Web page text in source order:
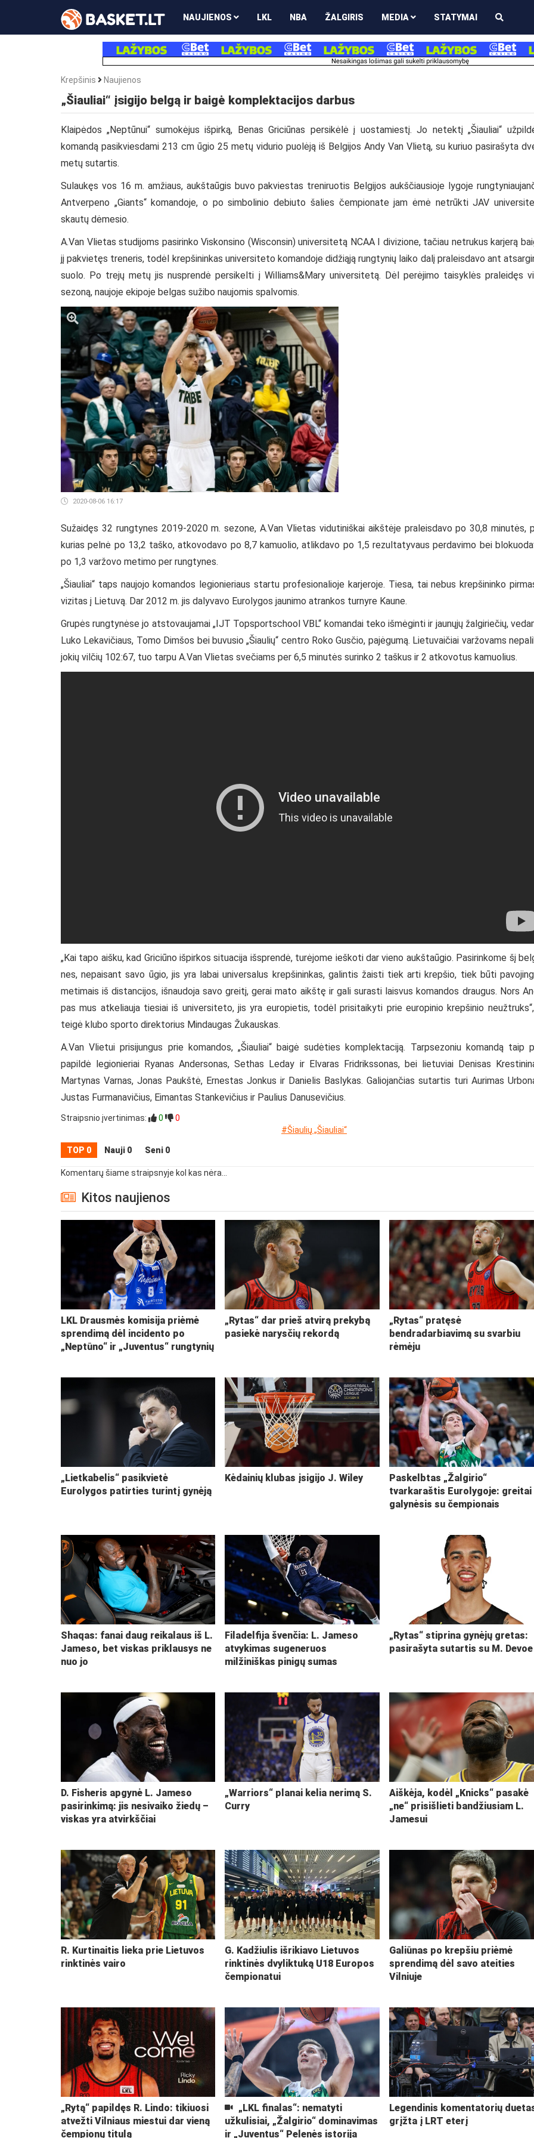
NAUJIENOS LKL NBA ŽALGIRIS MEDIA STATYMAI
Krepšinis Naujienos
„Šiauliai“ įsigijo belgą ir baigė komplektacijos darbus
Klaipėdos „Neptūnui“ sumokėjus išpirką, Benas Griciūnas persikėlė į uostamiestį. Jo netektį „Šiauliai“
komandą pasikviesdami 213 cm ūgio 25 metų vidurio puolėją iš Belgijos Andy Van Vlietą, su kuriuo pasirašyta
metų sutartis.
Sulaukęs vos 16 m. amžiaus, aukštaūgis buvo pakviestas treniruotis Belgijos aukščiausioje lygoje
Antverpeno „Giants“ komandoje, o po simbolinio debiuto šalies čempionate jam ėmė netrūkti JAV
skautų dėmesio.
A.Van Vlietas studijoms pasirinko Viskonsino (Wisconsin) universitetą NCAA I divizione, tačiau netrukus karjerą
jį pakvietęs treneris, todėl krepšininkas universiteto komandoje didžiąją rungtynių laiko dalį praleisdavo ant
suolo. Po trejų metų jis nusprendė persikelti į Williams&Mary universitetą. Dėl perėjimo taisyklės praleidęs
sezoną, naujoje ekipoje belgas sužibo naujomis spalvomis.
2020-08-06 16:17
Sužaidęs 32 rungtynes 2019-2020 m. sezone, A.Van Vlietas vidutiniškai aikštėje praleisdavo po 30,8 minutės,
kurias pelnė po 13,2 taško, atkovodavo po 8,7 kamuolio, atlikdavo po 1,5 rezultatyvaus perdavimo bei
po 1,3 varžovo metimo per rungtynes.
„Šiauliai“ taps naujojo komandos legionieriaus startu profesionalioje karjeroje. Tiesa, tai nebus krepšininko
vizitas į Lietuvą. Dar 2012 m. jis dalyvavo Eurolygos jaunimo atrankos turnyre Kaune.
Grupės rungtynėse jo atstovaujamai „IJT Topsportschool VBL“ komandai teko išmėginti ir jaunųjų žalgiriečių,
Luko Lekavičiaus, Tomo Dimšos bei buvusio „Šiaulių“ centro Roko Gusčio, pajėgumą. Lietuvaičiai varžovams
jokių vilčių 102:67, tuo tarpu A.Van Vlietas svečiams per 6,5 minutės surinko 2 taškus ir 2 atkovotus kamuolius.
„Kai tapo aišku, kad Griciūno išpirkos situacija išsprendė, turėjome ieškoti dar vieno aukštaūgio. Pasirinkome šį
nes, nepaisant savo ūgio, jis yra labai universalus krepšininkas, galintis žaisti tiek arti krepšio, tiek būti
metimais iš distancijos, išnaudoja savo greitį, gerai mato aikštę ir gali surasti laisvus komandos draugus. Nors
pas mus atkeliauja tiesiai iš universiteto, jis yra europietis, todėl prisitaikyti prie europinio krepšinio
teigė klubo sporto direktorius Mindaugas Žukauskas.
A.Van Vlietui prisijungus prie komandos, „Šiauliai“ baigė sudėties komplektaciją. Tarpsezoniu komandą taip
papildė legionieriai Ryanas Andersonas, Sethas Leday ir Elvaras Fridrikssonas, bei lietuviai Denisas
Martynas Varnas, Jonas Paukštė, Ernestas Jonkus ir Danielis Baslykas. Galiojančias sutartis turi Aurimas
Justas Furmanavičius, Eimantas Stankevičius ir Paulius Danusevičius.
Straipsnio įvertinimas: 0
0
#Šiaulių „Šiauliai“
TOP 0 Nauji 0 Seni 0
Komentarų šiame straipsnyje kol kas nėra...
Kitos naujienos
LKL Drausmės komisija priėmė
sprendimą dėl incidento po
„Neptūno“ ir „Juventus“ rungtynių
„Rytas“ dar prieš atvirą prekybą
pasiekė narysčių rekordą
„Rytas“ pratęsė
bendradarbiavimą su svarbiu
rėmėju
„Lietkabelis“ pasikvietė
Eurolygos patirties turintį gynėją
Kėdainių klubas įsigijo J. Wiley
Paskelbtas „Žalgirio“
tvarkaraštis Eurolygoje: greitai
galynėsis su čempionais
Shaqas: fanai daug reikalaus iš L.
Jameso, bet viskas priklausys ne
nuo jo
Filadelfija švenčia: L. Jameso
atvykimas sugeneruos
milžiniškas pinigų sumas
„Rytas“ stiprina gynėjų gretas:
pasirašyta sutartis su M. Devoe
D. Fisheris apgynė L. Jameso
pasirinkimą: jis nesivaiko žiedų –
viskas yra atvirkščiai
„Warriors“ planai kelia nerimą S.
Curry
Aiškėja, kodėl „Knicks“ pasakė
„ne“ prisišlieti bandžiusiam L.
Jamesui
R. Kurtinaitis lieka prie Lietuvos
rinktinės vairo
G. Kadžiulis išrikiavo Lietuvos
rinktinės dvyliktuką U18 Europos
čempionatui
Galiūnas po krepšiu priėmė
sprendimą dėl savo ateities
Vilniuje
„Rytą“ papildęs R. Lindo: tikiuosi
atvežti Vilniaus miestui dar vieną
čempionų titulą
„LKL finalas“: nematyti
užkulisiai, „Žalgirio“ dominavimas
ir „Juventus“ Pelenės istorija
Legendinis komentatorių
grįžta į LRT eterį